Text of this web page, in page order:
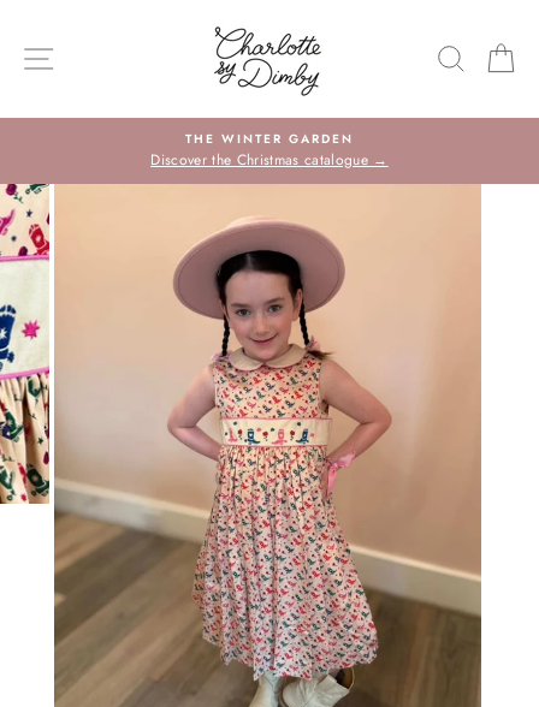
contenu
NAVIGATION DU SITE
THE WINTER GARDEN
Discover the Christmas catalogue →